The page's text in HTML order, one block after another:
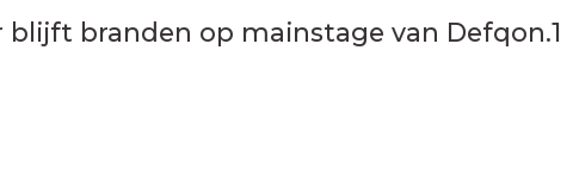
blijft branden op mainstage van Defqon.1